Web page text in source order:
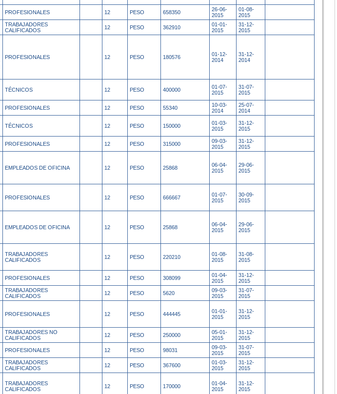
PROFESIONALES 12 PESO 658350
26-06-
2015
01-08-
2015
TRABAJADORES
CALIFICADOS
12 PESO 362910
01-01-
2015
31-12-
2015
PROFESIONALES 12 PESO 180576
01-12-
2014
31-12-
2014
TÉCNICOS 12 PESO 400000
01-07-
2015
31-07-
2015
PROFESIONALES 12 PESO 55340
10-03-
2014
25-07-
2014
TÉCNICOS 12 PESO 150000
01-03-
2015
31-12-
2015
PROFESIONALES 12 PESO 315000
09-03-
2015
31-12-
2015
EMPLEADOS DE OFICINA 12 PESO 25868
06-04-
2015
29-06-
2015
PROFESIONALES 12 PESO 666667
01-07-
2015
30-09-
2015
EMPLEADOS DE OFICINA 12 PESO 25868
06-04-
2015
29-06-
2015
TRABAJADORES
CALIFICADOS
12 PESO 220210
01-08-
2015
31-08-
2015
PROFESIONALES 12 PESO 308099
01-04-
2015
31-12-
2015
TRABAJADORES
CALIFICADOS
12 PESO 5620
09-03-
2015
31-07-
2015
PROFESIONALES 12 PESO 444445
01-01-
2015
31-12-
2015
TRABAJADORES NO
CALIFICADOS
12 PESO 250000
05-01-
2015
31-12-
2015
PROFESIONALES 12 PESO 98031
09-03-
2015
31-07-
2015
TRABAJADORES
CALIFICADOS
12 PESO 367600
01-03-
2015
31-12-
2015
TRABAJADORES
CALIFICADOS
12 PESO 170000
01-04-
2015
31-12-
2015